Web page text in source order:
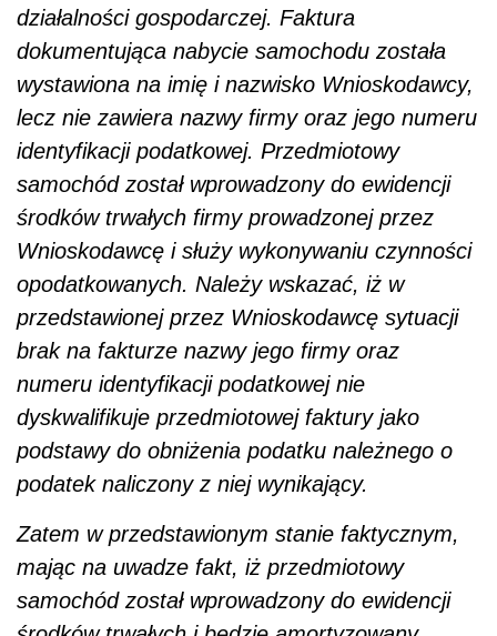
przedstawionej przez Wnioskodawcę sytuacji
brak na fakturze nazwy jego firmy oraz
numeru identyfikacji podatkowej nie
dyskwalifikuje przedmiotowej faktury jako
podstawy do obniżenia podatku należnego o
podatek naliczony z niej wynikający.
Zatem w przedstawionym stanie faktycznym,
mając na uwadze fakt, iż przedmiotowy
samochód został wprowadzony do ewidencji
środków trwałych i będzie amortyzowany,
Wnioskodawca może dokonać obniżenia
podatku należnego o podatek naliczony
wynikający z faktury dokumentującej
samochodu
przy spełnieniu ogólnych
warunków wynikających z art. 86 ustawy o
podatku od towarów i usług. (...).
art. 22, art. 22a ust. 1, art. 22g ust. 1 pkt 1 i
ust. 3 ustawy z 26 lipca 1991 r. o podatku